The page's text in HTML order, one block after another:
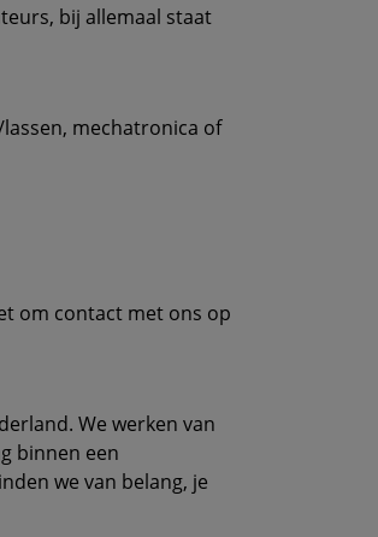
bij allemaal staat
mechatronica of
om contact met ons op
We werken van
binnen een
we van belang, je